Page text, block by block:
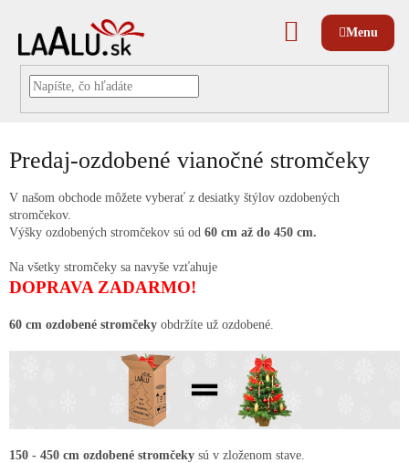
NÁKUPNÝ
KOŠÍK
Predaj-ozdobené vianočné stromčeky
V našom obchode môžete vyberať z desiatky štýlov ozdobených
stromčekov.
Výšky ozdobených stromčekov sú od 60 cm až do 450 cm.
Na všetky stromčeky sa navyše vzťahuje
DOPRAVA ZADARMO!
60 cm ozdobené stromčeky obdržíte už ozdobené.
150 - 450 cm ozdobené stromčeky sú v zloženom stave.